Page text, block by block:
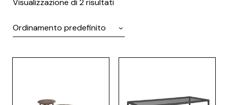
Visualizzazione di 2 risultati
Ordinamento predefinito